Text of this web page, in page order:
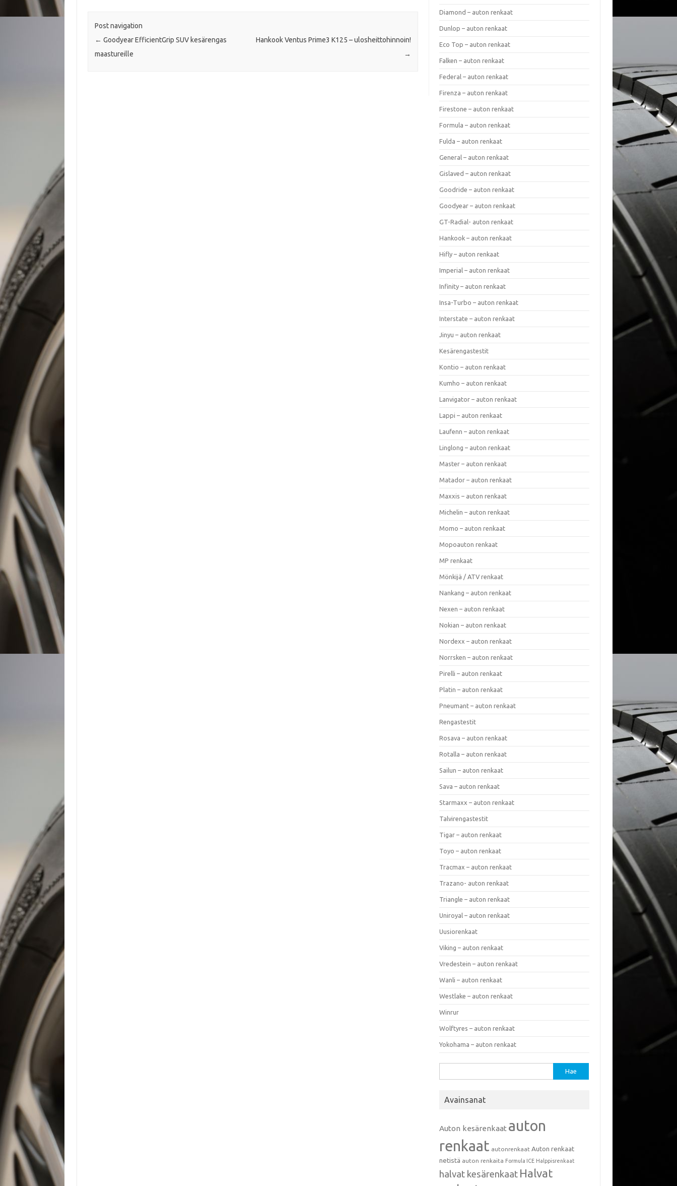
Post navigation
← Goodyear EfficientGrip SUV kesärengas
maastureille
Hankook Ventus Prime3 K125 – ulosheittohinnoin!
→
Diamond – auton renkaat
Dunlop – auton renkaat
Eco Top – auton renkaat
Falken – auton renkaat
Federal – auton renkaat
Firenza – auton renkaat
Firestone – auton renkaat
Formula – auton renkaat
Fulda – auton renkaat
General – auton renkaat
Gislaved – auton renkaat
Goodride – auton renkaat
Goodyear – auton renkaat
GT-Radial- auton renkaat
Hankook – auton renkaat
Hifly – auton renkaat
Imperial – auton renkaat
Infinity – auton renkaat
Insa-Turbo – auton renkaat
Interstate – auton renkaat
Jinyu – auton renkaat
Kesärengastestit
Kontio – auton renkaat
Kumho – auton renkaat
Lanvigator – auton renkaat
Lappi – auton renkaat
Laufenn – auton renkaat
Linglong – auton renkaat
Master – auton renkaat
Matador – auton renkaat
Maxxis – auton renkaat
Michelin – auton renkaat
Momo – auton renkaat
Mopoauton renkaat
MP renkaat
Mönkijä / ATV renkaat
Nankang – auton renkaat
Nexen – auton renkaat
Nokian – auton renkaat
Nordexx – auton renkaat
Norrsken – auton renkaat
Pirelli – auton renkaat
Platin – auton renkaat
Pneumant – auton renkaat
Rengastestit
Rosava – auton renkaat
Rotalla – auton renkaat
Sailun – auton renkaat
Sava – auton renkaat
Starmaxx – auton renkaat
Talvirengastestit
Tigar – auton renkaat
Toyo – auton renkaat
Tracmax – auton renkaat
Trazano- auton renkaat
Triangle – auton renkaat
Uniroyal – auton renkaat
Uusiorenkaat
Viking – auton renkaat
Vredestein – auton renkaat
Wanli – auton renkaat
Westlake – auton renkaat
Winrur
Wolftyres – auton renkaat
Yokohama – auton renkaat
Avainsanat
Auton kesärenkaat auton
renkaat autonrenkaat Auton renkaat
netistä auton renkaita Formula ICE Halppisrenkaat
halvat kesärenkaat Halvat